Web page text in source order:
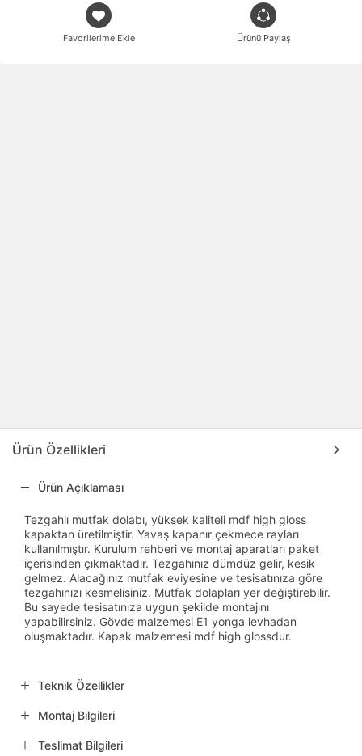
Favorilerime Ekle Ürünü Paylaş
Ürün Özellikleri
Ürün Açıklaması
Tezgahlı mutfak dolabı, yüksek kaliteli mdf high gloss
kapaktan üretilmiştir. Yavaş kapanır çekmece rayları
kullanılmıştır. Kurulum rehberi ve montaj aparatları paket
içerisinden çıkmaktadır. Tezgahınız dümdüz gelir, kesik
gelmez. Alacağınız mutfak eviyesine ve tesisatınıza göre
tezgahınızı kesmelisiniz. Mutfak dolapları yer değiştirebilir.
Bu sayede tesisatınıza uygun şekilde montajını
yapabilirsiniz. Gövde malzemesi E1 yonga levhadan
oluşmaktadır. Kapak malzemesi mdf high glossdur.
Teknik Özellikler
Montaj Bilgileri
Teslimat Bilgileri